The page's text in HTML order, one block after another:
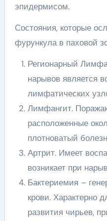
эпидермисом.
Состояния, которые
фурункула в паховой
Регионарный
нарывов является
лимфатических
Лимфангит.
расположенные
плотноватый
Артрит. Имеет
возникает при
Бактериемия –
крови. Характерно
развития чирьев,